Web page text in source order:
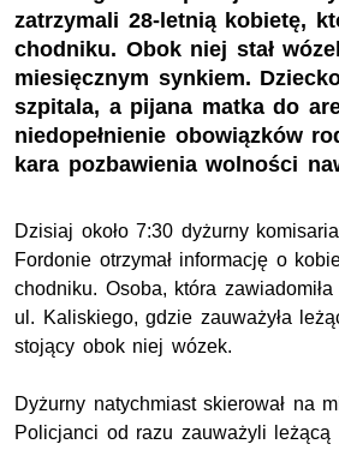
zatrzymali 28-letnią kobietę,
chodniku. Obok niej stał
miesięcznym synkiem.
szpitala, a pijana matka do
niedopełnienie obowiązków
kara pozbawienia wolności
Dzisiaj około 7:30 dyżurny
Fordonie otrzymał informację o
chodniku. Osoba, która
ul. Kaliskiego, gdzie zauważyła
stojący obok niej wózek.
Dyżurny natychmiast skierował na
Policjanci od razu zauważyli leżącą